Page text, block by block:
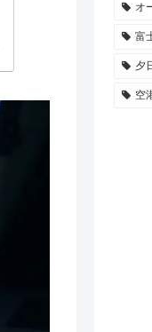
オ
富
夕
空